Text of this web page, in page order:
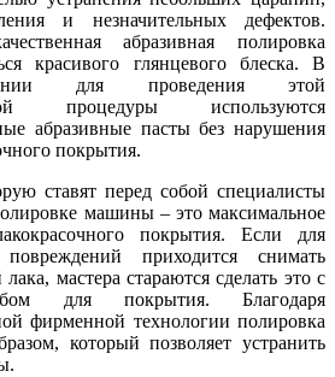
и незначительных дефектов.
абразивная полировка
красивого глянцевого блеска. В
для проведения этой
процедуры используются
абразивные пасты без нарушения
покрытия.
ставят перед собой специалисты
машины – это максимальное
покрытия. Если для
приходится снимать
мастера стараются сделать это с
для покрытия. Благодаря
фирменной технологии полировка
который позволяет устранить